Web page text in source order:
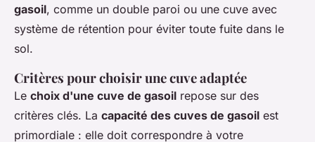
gasoil, comme un double paroi ou une cuve avec
système de rétention pour éviter toute fuite dans le
sol.
Critères pour choisir une cuve adaptée
Le choix d'une cuve de gasoil repose sur des
critères clés. La capacité des cuves de gasoil est
primordiale : elle doit correspondre à votre